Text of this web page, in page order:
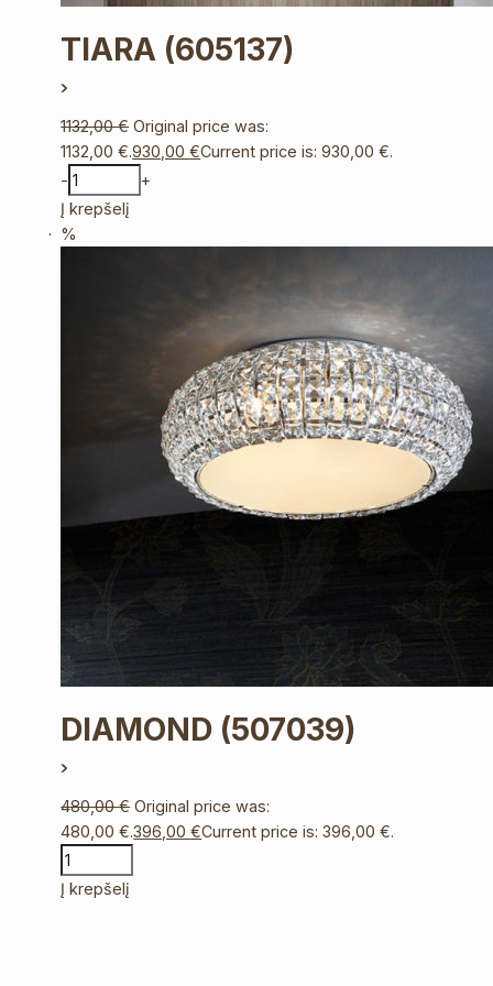
TIARA (605137)
1132,00€ Original price was:
1132,00 €.930,00€Current price is: 930,00 €.
-
+
Į krepšelį
%
DIAMOND (507039)
480,00€ Original price was:
480,00 €.396,00€Current price is: 396,00 €.
Į krepšelį